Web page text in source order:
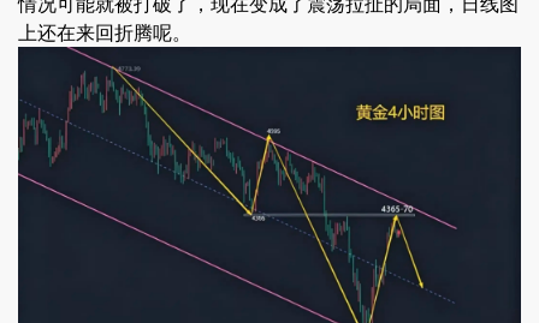
上还在来回折腾呢。